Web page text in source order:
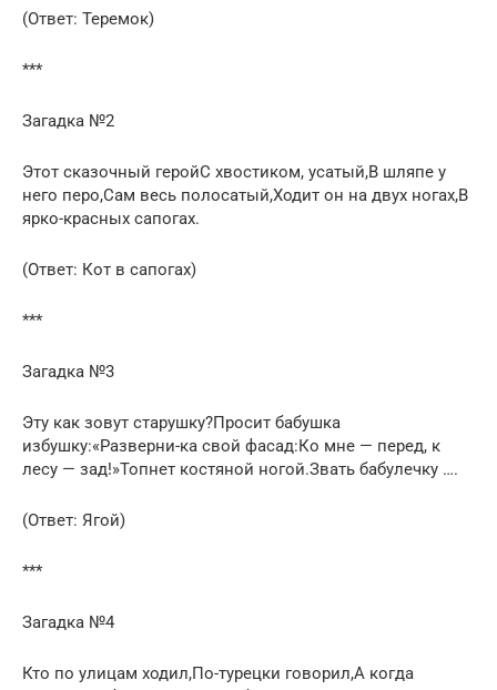
(Ответ: Теремок)
***
Загадка №2
Этот сказочный геройС хвостиком, усатый,В шляпе у
него перо,Сам весь полосатый,Ходит он на двух ногах,В
ярко-красных сапогах.
(Ответ: Кот в сапогах)
***
Загадка №3
Эту как зовут старушку?Просит бабушка
избушку:«Разверни-ка свой фасад:Ко мне — перед, к
лесу — зад!»Топнет костяной ногой.Звать бабулечку ….
(Ответ: Ягой)
***
Загадка №4
Кто по улицам ходил,По-турецки говорил,А когда